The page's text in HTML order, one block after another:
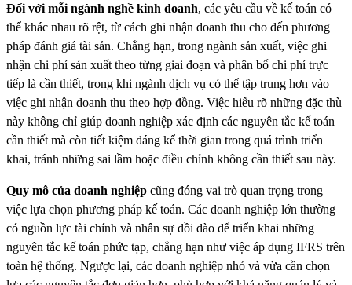
Đối với mỗi ngành nghề kinh doanh, các yêu cầu về kế toán có
thể khác nhau rõ rệt, từ cách ghi nhận doanh thu cho đến phương
pháp đánh giá tài sản. Chẳng hạn, trong ngành sản xuất, việc ghi
nhận chi phí sản xuất theo từng giai đoạn và phân bổ chi phí trực
tiếp là cần thiết, trong khi ngành dịch vụ có thể tập trung hơn vào
việc ghi nhận doanh thu theo hợp đồng. Việc hiểu rõ những đặc thù
này không chỉ giúp doanh nghiệp xác định các nguyên tắc kế toán
cần thiết mà còn tiết kiệm đáng kể thời gian trong quá trình triển
khai, tránh những sai lầm hoặc điều chỉnh không cần thiết sau này.
Quy mô của doanh nghiệp cũng đóng vai trò quan trọng trong
việc lựa chọn phương pháp kế toán. Các doanh nghiệp lớn thường
có nguồn lực tài chính và nhân sự dồi dào để triển khai những
nguyên tắc kế toán phức tạp, chẳng hạn như việc áp dụng IFRS trên
toàn hệ thống. Ngược lại, các doanh nghiệp nhỏ và vừa cần chọn